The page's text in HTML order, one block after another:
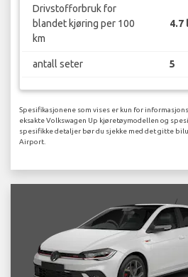
Drivstofforbruk for
blandet kjøring per 100
km
4.7 l
antall seter 5
Spesifikasjonene som vises er kun for
eksakte Volkswagen Up kjøretøymodellen og
spesifikke detaljer bør du sjekke med det gitte
Airport.